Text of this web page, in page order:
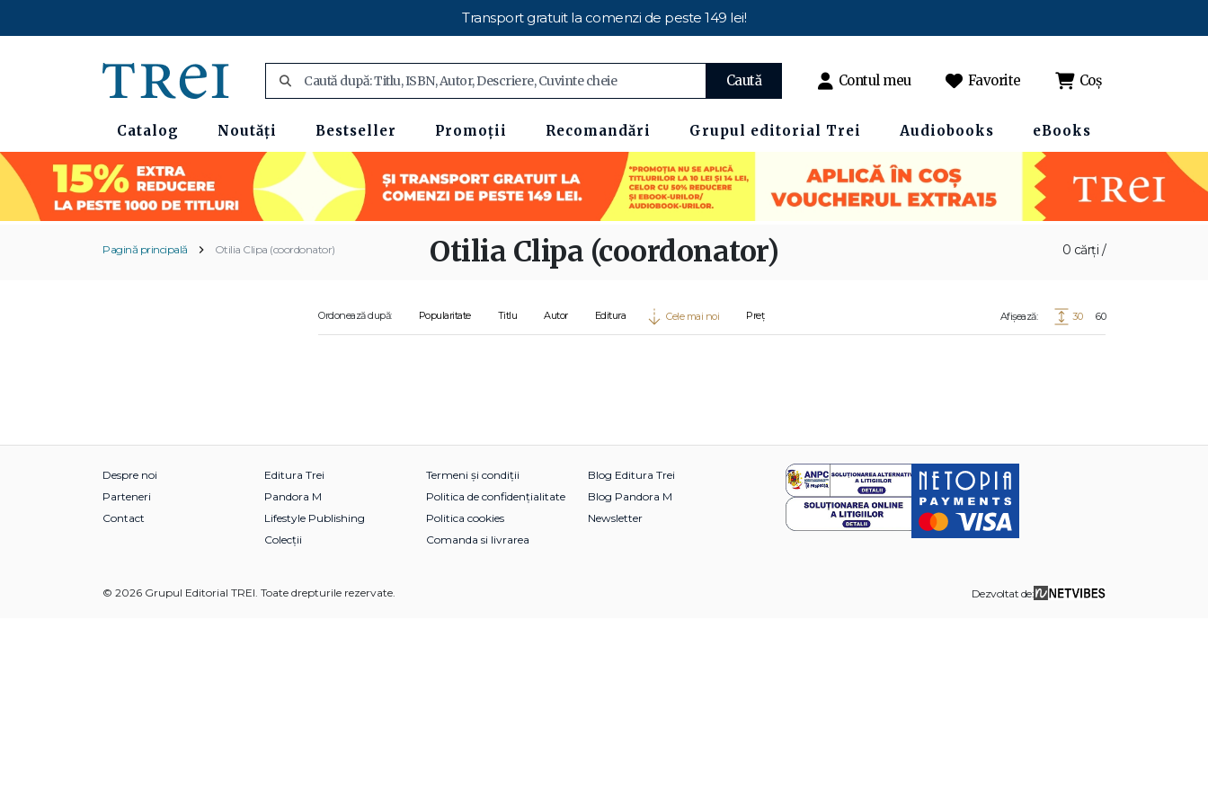
Transport gratuit la comenzi de peste 149 lei!
Caută Contul meu Favorite Coș
Catalog Noutăți Bestseller Promoții Recomandări Grupul editorial Trei Audiobooks eBooks
Pagină principală Otilia Clipa (coordonator) 0 cărți /
Otilia Clipa (coordonator)
Ordonează după: Popularitate Titlu Autor Editura Cele mai noi Preț Afișează: 30 60
Despre noi
Parteneri
Contact
Editura Trei
Pandora M
Lifestyle Publishing
Colecții
Termeni și condiții
Politica de confidențialitate
Politica cookies
Comanda si livrarea
Blog Editura Trei
Blog Pandora M
Newsletter
© 2026 Grupul Editorial TREI. Toate drepturile rezervate. Dezvoltat de: